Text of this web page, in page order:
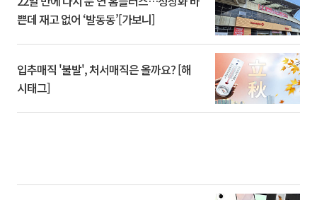
쁜데 재고 없어 ‘발동동’[가보니]
입추매직 '불발', 처서매직은 올까요? [해
시태그]